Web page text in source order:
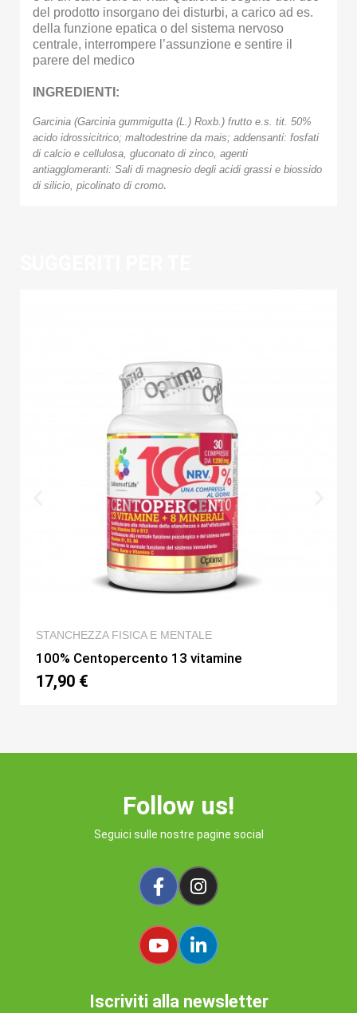
del prodotto insorgano dei disturbi, a carico ad es.
della funzione epatica o del sistema nervoso
centrale, interrompere l’assunzione e sentire il
parere del medico
INGREDIENTI:
Garcinia (Garcinia gummigutta (L.) Roxb.) frutto e.s. tit. 50%
acido idrossicitrico; maltodestrine da mais; addensanti: fosfati
di calcio e cellulosa, gluconato di zinco, agenti
antiagglomeranti: Sali di magnesio degli acidi grassi e biossido
di silicio, picolinato di cromo.
QUICK VIEW
STANCHEZZA FISICA E MENTALE
100% Centopercento 13 vitamine
17,90 €
Follow us!
Seguici sulle nostre pagine social
Iscriviti alla newsletter